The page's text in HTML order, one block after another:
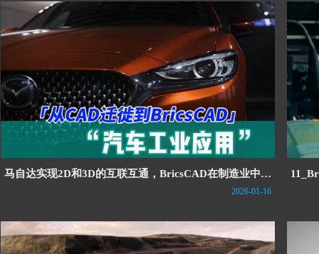
马自达实现2D和3D的互联互通，BricsCAD在制造业中的
2026-01-16